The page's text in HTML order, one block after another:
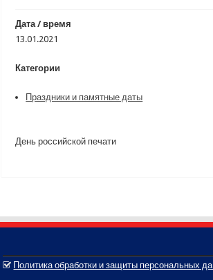
Дата / время
13.01.2021
Категории
Праздники и памятные даты
День российской печати
Политика обработки и защиты персональных